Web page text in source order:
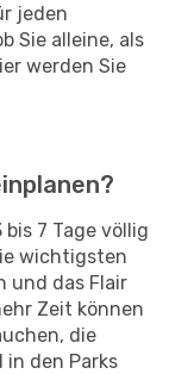
jeden
Sie alleine, als
werden Sie
7 Tage völlig
wichtigsten
und das Flair
Zeit können
die
den Parks